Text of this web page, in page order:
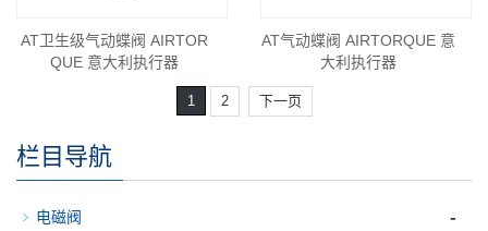
AT卫生级气动蝶阀 AIRTOR
QUE 意大利执行器
AT气动蝶阀 AIRTORQUE 意
大利执行器
1 2 下一页
栏目导航
电磁阀 -